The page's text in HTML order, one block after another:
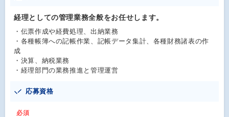
経理としての管理業務全般をお任せします。
・伝票作成や経費処理、出納業務
・各種帳簿への記帳作業、記帳データ集計、各種財務諸表の作
成
・決算、納税業務
・経理部門の業務推進と管理運営
応募資格
必須